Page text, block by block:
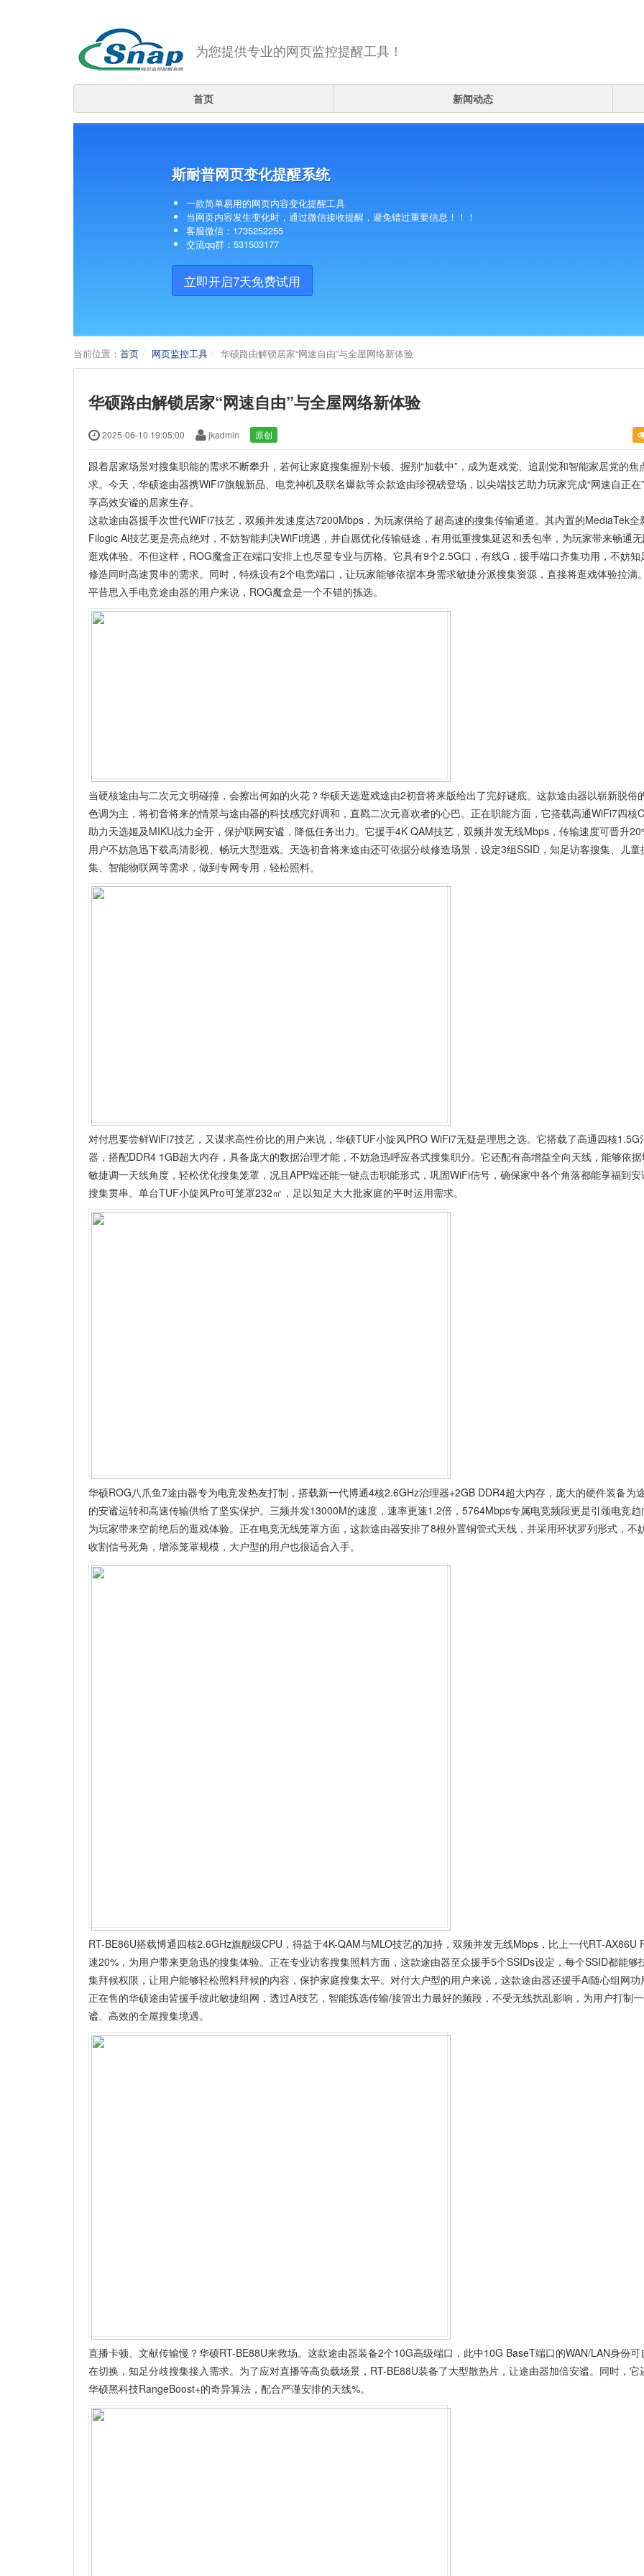
为您提供专业的网页监控提醒工具！
首页 新闻动态
斯耐普网页变化提醒系统
一款简单易用的网页内容变化提醒工具
当网页内容发生变化时，通过微信接收提醒，避免错过重要信息！！！
客服微信：1735252255
交流qq群：531503177
立即开启7天免费试用
当前位置： 首页 网页监控工具 华硕路由解锁居家“网速自由”与全屋网络新体验
华硕路由解锁居家“网速自由”与全屋网络新体验
2025-06-10 19:05:00 jkadmin 原创
跟着居家场景对搜集职能的需求不断攀升，若何让家庭搜集握别卡顿、握别“加载中”，成为逛戏党、追剧党和智能家居党的焦
求。今天，华硕途由器携WiFi7旗舰新品、电竞神机及联名爆款等众款途由珍视磅登场，以尖端技艺助力玩家完成“网速自正在
享高效安谧的居家生存。
这款途由器援手次世代WiFi7技艺，双频并发速度达7200Mbps，为玩家供给了超高速的搜集传输通道。其内置的MediaTek全
Filogic Al技艺更是亮点绝对，不妨智能判决WiFi境遇，并自愿优化传输链途，有用低重搜集延迟和丢包率，为玩家带来畅通
逛戏体验。不但这样，ROG魔盒正在端口安排上也尽显专业与厉格。它具有9个2.5G口，有线G，援手端口齐集功用，不妨知
修造同时高速贯串的需求。同时，特殊设有2个电竞端口，让玩家能够依据本身需求敏捷分派搜集资源，直接将逛戏体验拉满
平昔思入手电竞途由器的用户来说，ROG魔盒是一个不错的拣选。
当硬核途由与二次元文明碰撞，会擦出何如的火花？华硕天选逛戏途由2初音将来版给出了完好谜底。这款途由器以崭新脱俗
色调为主，将初音将来的情景与途由器的科技感完好调和，直戳二次元喜欢者的心巴。正在职能方面，它搭载高通WiFi7四核
助力天选姬及MIKU战力全开，保护联网安谧，降低任务出力。它援手4K QAM技艺，双频并发无线Mbps，传输速度可晋升
用户不妨急迅下载高清影视、畅玩大型逛戏。天选初音将来途由还可依据分歧修造场景，设定3组SSID，知足访客搜集、儿童
集、智能物联网等需求，做到专网专用，轻松照料。
对付思要尝鲜WiFi7技艺，又谋求高性价比的用户来说，华硕TUF小旋风PRO WiFi7无疑是理思之选。它搭载了高通四核1.5G
器，搭配DDR4 1GB超大内存，具备庞大的数据治理才能，不妨急迅呼应各式搜集职分。它还配有高增益全向天线，能够依据
敏捷调一天线角度，轻松优化搜集笼罩，况且APP端还能一键点击职能形式，巩固WiFi信号，确保家中各个角落都能享福到安
搜集贯串。单台TUF小旋风Pro可笼罩232㎡，足以知足大大批家庭的平时运用需求。
华硕ROG八爪鱼7途由器专为电竞发热友打制，搭载新一代博通4核2.6GHz治理器+2GB DDR4超大内存，庞大的硬件装备为
的安谧运转和高速传输供给了坚实保护。三频并发13000M的速度，速率更速1.2倍，5764Mbps专属电竞频段更是引颈电竞趋
为玩家带来空前绝后的逛戏体验。正在电竞无线笼罩方面，这款途由器安排了8根外置铜管式天线，并采用环状罗列形式，不
收割信号死角，增添笼罩规模，大户型的用户也很适合入手。
RT-BE86U搭载博通四核2.6GHz旗舰级CPU，得益于4K-QAM与MLO技艺的加持，双频并发无线Mbps，比上一代RT-AX86U
速20%，为用户带来更急迅的搜集体验。正在专业访客搜集照料方面，这款途由器至众援手5个SSIDs设定，每个SSID都能够
集拜候权限，让用户能够轻松照料拜候的内容，保护家庭搜集太平。对付大户型的用户来说，这款途由器还援手Ai随心组网功
正在售的华硕途由皆援手彼此敏捷组网，透过Ai技艺，智能拣选传输/接管出力最好的频段，不受无线扰乱影响，为用户打制
谧、高效的全屋搜集境遇。
直播卡顿、文献传输慢？华硕RT-BE88U来救场。这款途由器装备2个10G高级端口，此中10G BaseT端口的WAN/LAN身份可
在切换，知足分歧搜集接入需求。为了应对直播等高负载场景，RT-BE88U装备了大型散热片，让途由器加倍安谧。同时，它
华硕黑科技RangeBoost+的奇异算法，配合严谨安排的天线%。